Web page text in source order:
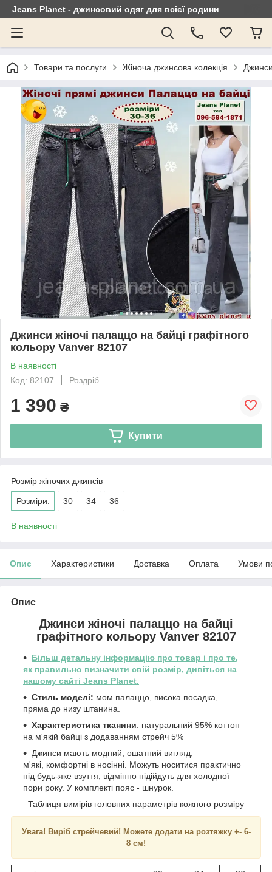
Jeans Planet - джинсовий одяг для всієї родини
Товари та послуги Жіноча джинсова колекція
Джинси жіночі палаццо на байці графітного
кольору Vanver 82107
В наявності
Код: 82107
Роздріб
1 390 ₴
Купити
Розмір жіночих джинсів
Розміри: 30 34 36
В наявності
Опис Характеристики Доставка Оплата Умови
Опис
Джинси жіночі палаццо на байці
графітного кольору Vanver 82107
Більш детальну інформацію про товар і про те,
як правильно визначити свій розмір, дивіться на
нашому сайті Jeans Planet.
Стиль моделі: мом палаццо, висока посадка,
пряма до низу штанина.
Характеристика тканини: натуральний 95% коттон
на м'якій байці з додаванням стрейч 5%
Джинси мають модний, ошатний вигляд,
м'які, комфортні в носінні. Можуть носитися практично
під будь-яке взуття, відмінно підійдуть для холодної
пори року. У комплекті пояс - шнурок.
Таблиця вимірів головних параметрів кожного розміру
Увага! Виріб стрейчевий! Можете додати на розтяжку +- 6-
8 см!